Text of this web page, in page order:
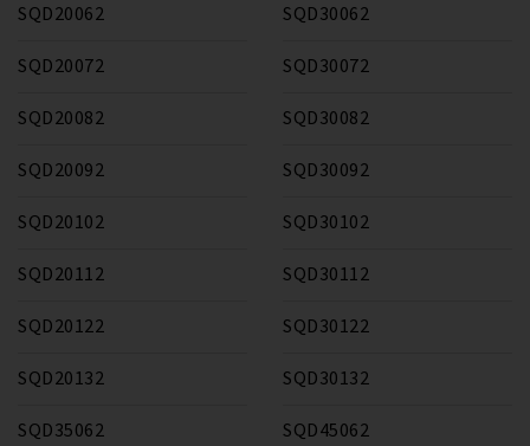
SQD20062
SQD20072
SQD20082
SQD20092
SQD20102
SQD20112
SQD20122
SQD20132
SQD30062
SQD30072
SQD30082
SQD30092
SQD30102
SQD30112
SQD30122
SQD30132
SQD35062 SQD45062